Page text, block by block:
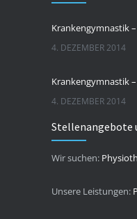
Krankengymnastik
4. DEZEMBER 2014
Krankengymnastik
4. DEZEMBER 2014
Stellenangebote
Wir suchen:
Unsere Leistungen: